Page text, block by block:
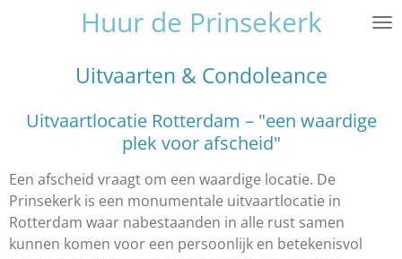
Huur de Prinsekerk
Uitvaarten & Condoleance
Uitvaartlocatie Rotterdam – "een waardige
plek voor afscheid"
Een afscheid vraagt om een waardige locatie. De
Prinsekerk is een monumentale uitvaartlocatie in
Rotterdam waar nabestaanden in alle rust samen
kunnen komen voor een persoonlijk en betekenisvol